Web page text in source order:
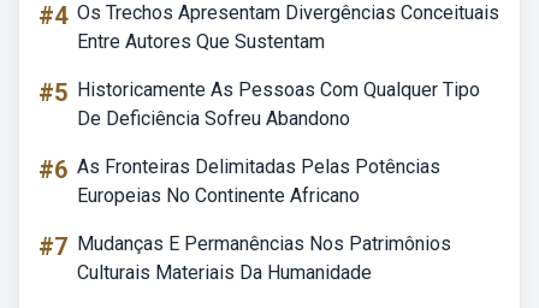
#4 Os Trechos Apresentam Divergências Conceituais
Entre Autores Que Sustentam
#5 Historicamente As Pessoas Com Qualquer Tipo
De Deficiência Sofreu Abandono
#6 As Fronteiras Delimitadas Pelas Potências
Europeias No Continente Africano
#7 Mudanças E Permanências Nos Patrimônios
Culturais Materiais Da Humanidade